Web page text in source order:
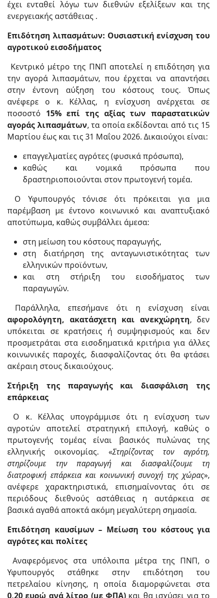
έχει ενταθεί λόγω των διεθνών εξελίξεων και της
ενεργειακής αστάθειας .
Επιδότηση λιπασμάτων: Ουσιαστική ενίσχυση του
αγροτικού εισοδήματος
Κεντρικό μέτρο της ΠΝΠ αποτελεί η επιδότηση για
την αγορά λιπασμάτων, που έρχεται να απαντήσει
στην έντονη αύξηση του κόστους τους. Όπως
ανέφερε ο κ. Κέλλας, η ενίσχυση ανέρχεται σε
ποσοστό 15% επί της αξίας των παραστατικών
αγοράς λιπασμάτων, τα οποία εκδίδονται από τις 15
Μαρτίου έως και τις 31 Μαΐου 2026. Δικαιούχοι είναι:
επαγγελματίες αγρότες (φυσικά πρόσωπα),
καθώς και νομικά πρόσωπα που
δραστηριοποιούνται στον πρωτογενή τομέα.
Ο Υφυπουργός τόνισε ότι πρόκειται για μια
παρέμβαση με έντονο κοινωνικό και αναπτυξιακό
αποτύπωμα, καθώς συμβάλλει άμεσα:
στη μείωση του κόστους παραγωγής,
στη διατήρηση της ανταγωνιστικότητας των
ελληνικών προϊόντων,
και στη στήριξη του εισοδήματος των
παραγωγών.
Παράλληλα, επεσήμανε ότι η ενίσχυση είναι
αφορολόγητη, ακατάσχετη και ανεκχώρητη, δεν
υπόκειται σε κρατήσεις ή συμψηφισμούς και δεν
προσμετράται στα εισοδηματικά κριτήρια για άλλες
κοινωνικές παροχές, διασφαλίζοντας ότι θα φτάσει
ακέραιη στους δικαιούχους.
Στήριξη της παραγωγής και διασφάλιση της
επάρκειας
Ο κ. Κέλλας υπογράμμισε ότι η ενίσχυση των
αγροτών αποτελεί στρατηγική επιλογή, καθώς ο
πρωτογενής τομέας είναι βασικός πυλώνας της
ελληνικής οικονομίας. «Στηρίζοντας τον αγρότη,
στηρίζουμε την παραγωγή και διασφαλίζουμε τη
διατροφική επάρκεια και κοινωνική συνοχή της χώρας»,
ανέφερε χαρακτηριστικά, επισημαίνοντας ότι σε
περιόδους διεθνούς αστάθειας η αυτάρκεια σε
βασικά αγαθά αποκτά ακόμη μεγαλύτερη σημασία.
Επιδότηση καυσίμων – Μείωση του κόστους για
αγρότες και πολίτες
Αναφερόμενος στα υπόλοιπα μέτρα της ΠΝΠ, ο
Υφυπουργός στάθηκε στην επιδότηση του
πετρελαίου κίνησης, η οποία διαμορφώνεται στα
0,20 ευρώ ανά λίτρο (με ΦΠΑ) και θα ισχύσει για το